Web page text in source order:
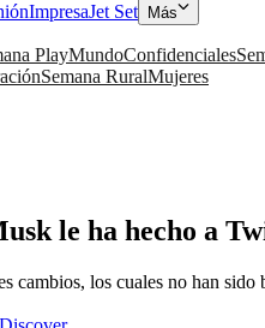
ImpresaJet Set Más
PlayMundoConfidenciales
Semana RuralMujeres
le ha hecho a
cambios, los cuales no han sido